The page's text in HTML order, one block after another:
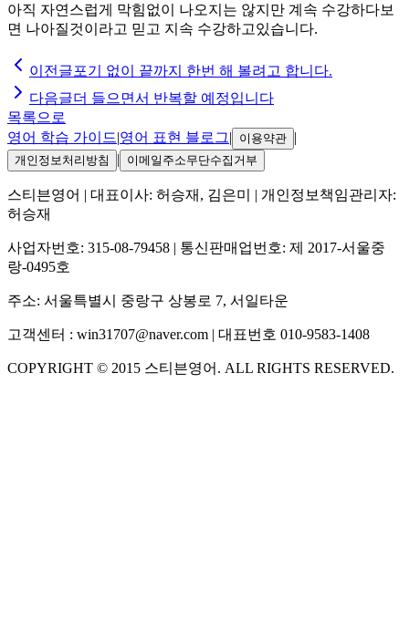
아직 자연스럽게 막힘없이 나오지는 않지만 계속 수강하다보
면 나아질것이라고 믿고 지속 수강하고있습니다.
이전글포기 없이 끝까지 한번 해 볼려고 합니다.
다음글더 들으면서 반복할 예정입니다
목록으로
영어 학습 가이드|영어 표현 블로그| 이용약관 |
개인정보처리방침 | 이메일주소무단수집거부
스티븐영어 | 대표이사: 허승재, 김은미
| 개인정보책임관리자:
허승재
사업자번호: 315-08-79458 | 통신판매업번호: 제 2017-서울중
랑-0495호
주소: 서울특별시 중랑구 상봉로 7, 서일타운
고객센터 : win31707@naver.com | 대표번호 010-9583-1408
COPYRIGHT © 2015 스티븐영어 . ALL RIGHTS RESERVED.